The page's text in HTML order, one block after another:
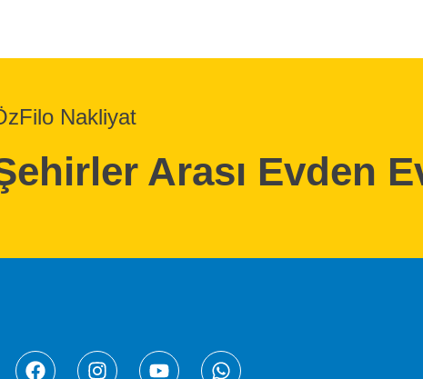
Nakliyat
Arası Evden